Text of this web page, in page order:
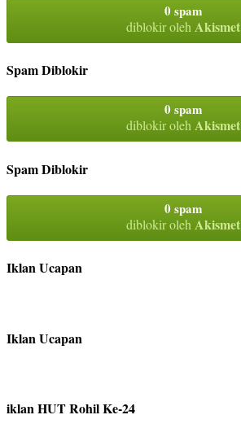
0 spam
diblokir oleh Akismet
Spam Diblokir
0 spam
diblokir olehAkismet
Spam Diblokir
0 spam
diblokir oleh Akismet
Iklan Ucapan
Iklan Ucapan
iklan HUT Rohil Ke-24